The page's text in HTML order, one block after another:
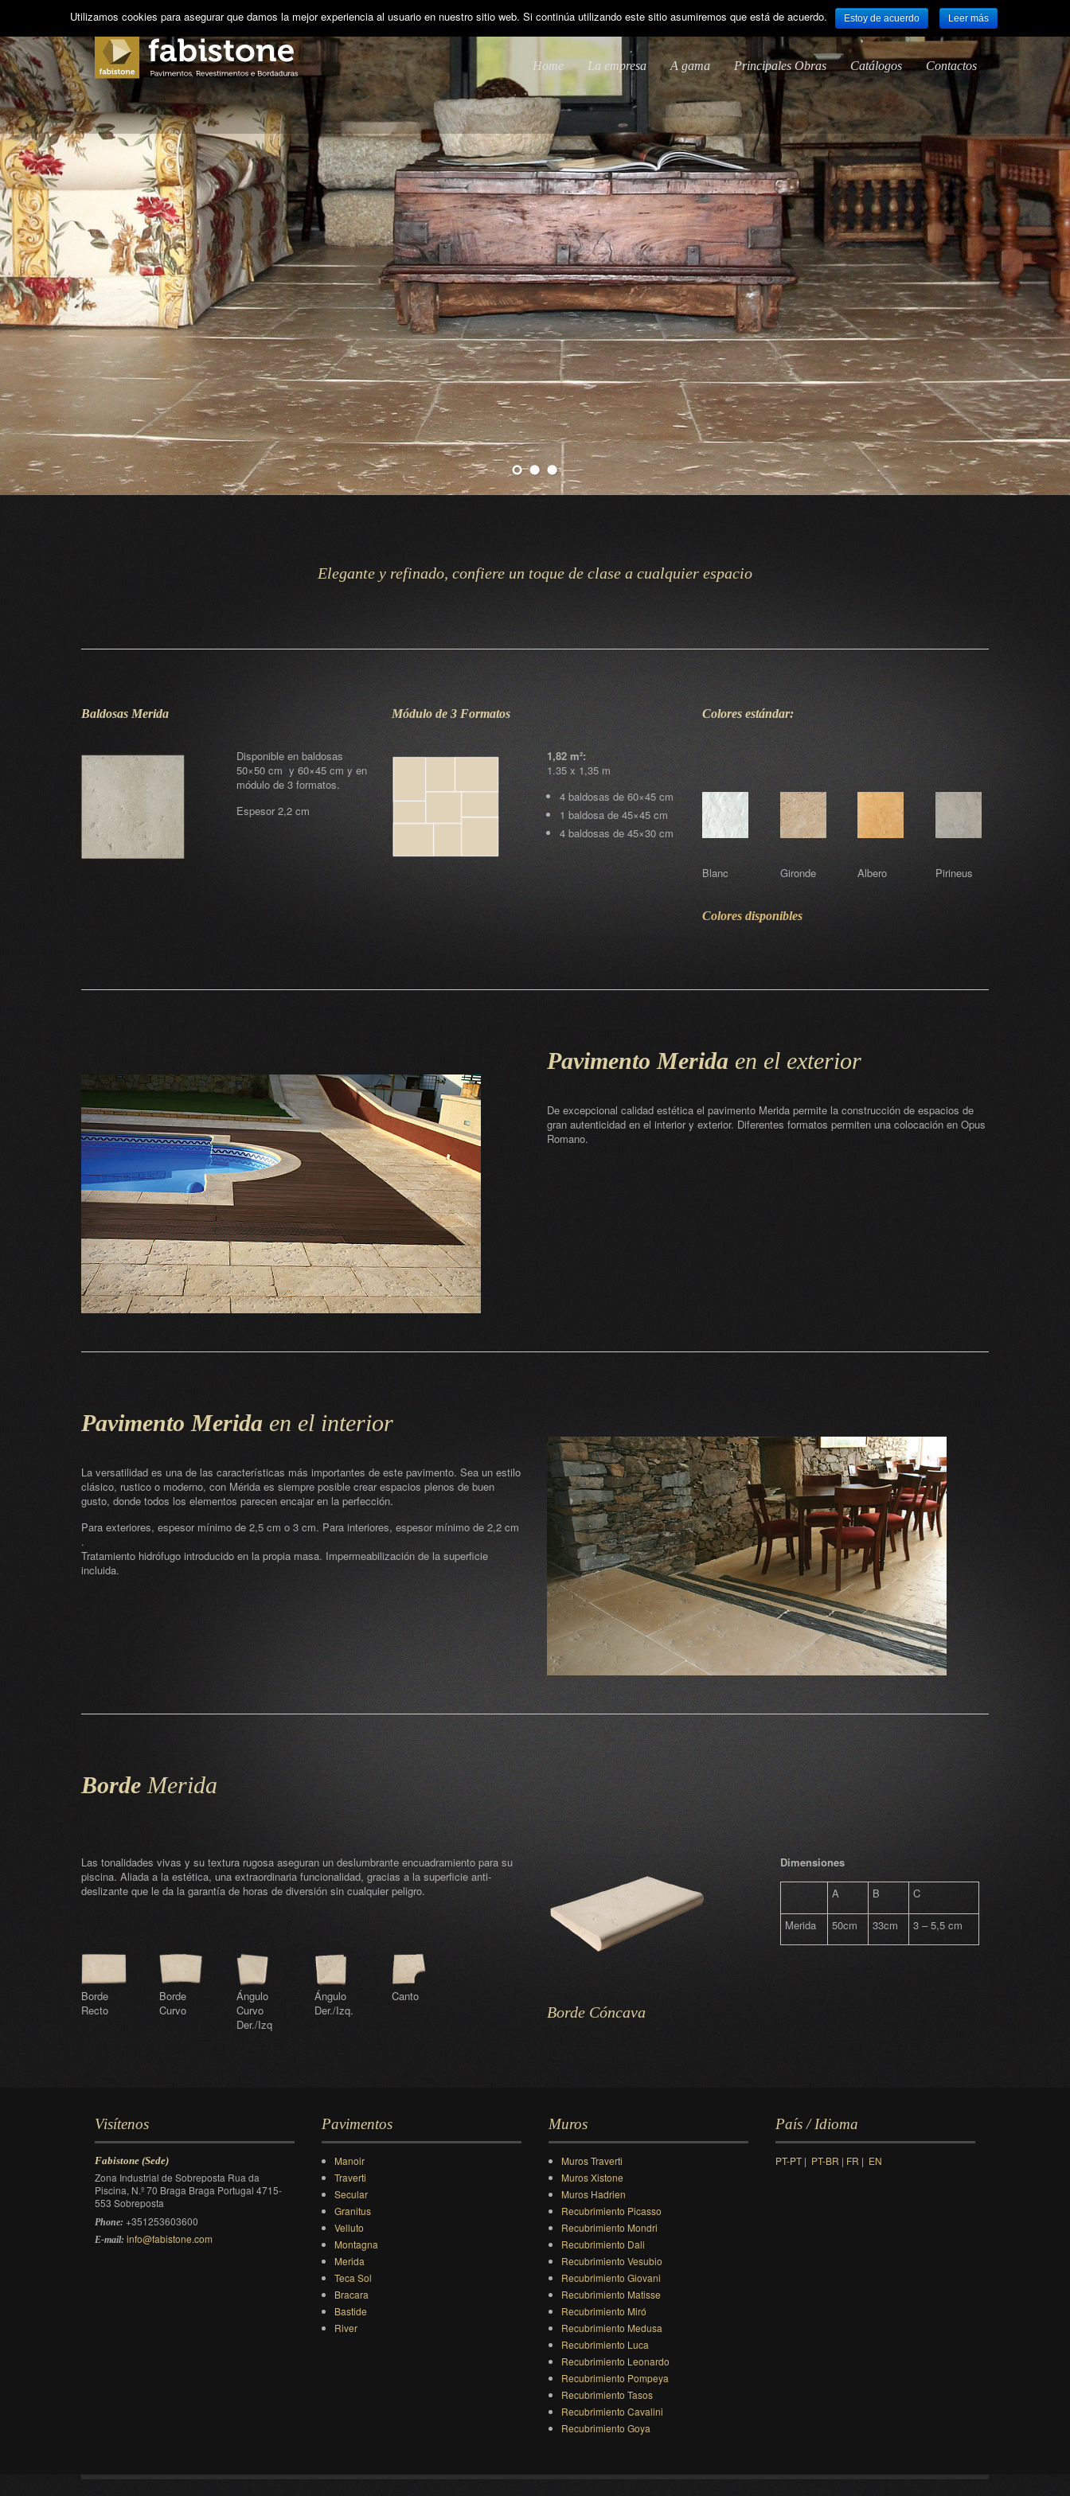
Home La empresa A gama Principales Obras Catálogos Contactos
Elegante y refinado, confiere un toque de clase a cualquier espacio
Baldosas Merida
Disponible en baldosas
50×50 cm y 60×45 cm y en
módulo de 3 formatos.
Espesor 2,2 cm
Módulo de 3 Formatos
1,82 m²:
1.35 x 1,35 m
4 baldosas de 60×45 cm
1 baldosa de 45×45 cm
4 baldosas de 45×30 cm
Colores estándar:
Blanc Gironde Albero Pirineus
Colores disponibles
Pavimento Merida en el exterior
De excepcional calidad estética el pavimento Merida permite la construcción de espacios de
gran autenticidad en el interior y exterior. Diferentes formatos permiten una colocación en Opus
Romano.
Pavimento Merida en el interior
La versatilidad es una de las características más importantes de este pavimento. Sea un estilo
clásico, rustico o moderno, con Mérida es siempre posible crear espacios plenos de buen
gusto, donde todos los elementos parecen encajar en la perfección.
Para exteriores, espesor mínimo de 2,5 cm o 3 cm. Para interiores, espesor mínimo de 2,2 cm
.
Tratamiento hidrófugo introducido en la propia masa. Impermeabilización de la superficie
incluida.
Borde Merida
Las tonalidades vivas y su textura rugosa aseguran un deslumbrante encuadramiento para su
piscina. Aliada a la estética, una extraordinaria funcionalidad, gracias a la superficie anti-
deslizante que le da la garantía de horas de diversión sin cualquier peligro.
Borde
Recto
Borde
Curvo
Ángulo
Curvo
Der./Izq
Ángulo
Der./Izq.
Canto
Borde Cóncava
Dimensiones
A B C
Merida 50cm 33cm 3 – 5,5 cm
Visítenos
Fabistone (Sede)
Zona Industrial de Sobreposta Rua da
Piscina, N.º 70 Braga Braga Portugal 4715-
553 Sobreposta
Phone: +351253603600
E-mail: info@fabistone.com
Pavimentos
Manoir
Traverti
Secular
Granitus
Velluto
Montagna
Merida
Teca Sol
Bracara
Bastide
River
Muros
Muros Traverti
Muros Xistone
Muros Hadrien
Recubrimiento Picasso
Recubrimiento Mondri
Recubrimiento Dali
Recubrimiento Vesubio
Recubrimiento Giovani
Recubrimiento Matisse
Recubrimiento Miró
Recubrimiento Medusa
Recubrimiento Luca
Recubrimiento Leonardo
Recubrimiento Pompeya
Recubrimiento Tasos
Recubrimiento Cavalini
Recubrimiento Goya
País / Idioma
PT-PT | PT-BR | FR | EN
Utilizamos cookies para asegurar que damos la mejor experiencia al usuario en nuestro sitio web. Si continúa utilizando este sitio asumiremos que está de acuerdo. Estoy de acuerdo Leer más